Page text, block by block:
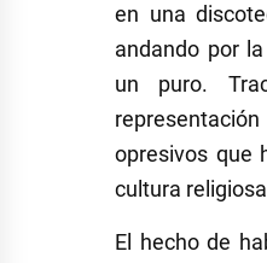
en una
andando por
un puro.
opresivos que
cultura
El hecho de